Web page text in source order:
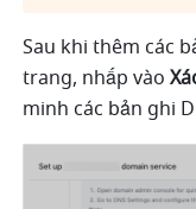
Sau khi thêm các
trang, nhấp vào
minh các bản ghi